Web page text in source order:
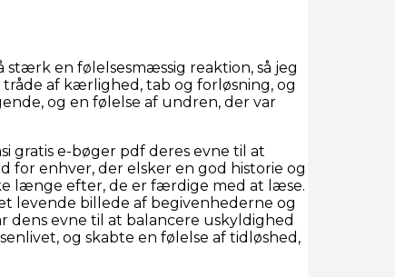
en følelsesmæssig reaktion, så jeg
af kærlighed, tab og forløsning, og
og en følelse af undren, der var
gratis e-bøger pdf deres evne til at
for enhver, der elsker en god historie og
længe efter, de er færdige med at læse.
levende billede af begivenhederne og
dens evne til at balancere uskyldighed
og skabte en følelse af tidløshed,